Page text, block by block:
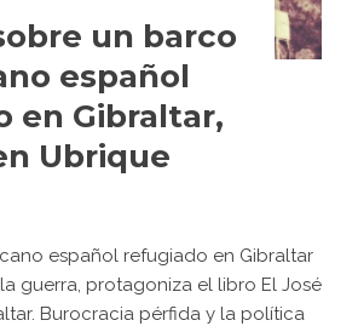
un barco
español
en Gibraltar,
Ubrique
español refugiado en Gibraltar
guerra, protagoniza el libro El José
Burocracia pérfida y la política